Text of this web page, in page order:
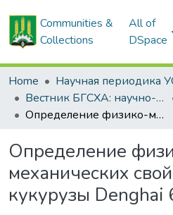
Communities &
Collections
All of
DSpace
Home
Вестник БГСХА: научно-методический журнал Белорусской государственной сельскохозяйственной академии
Определение физико-механических свойств семян кукурузы Denghai 618
Определение
механических
кукурузы Denghai